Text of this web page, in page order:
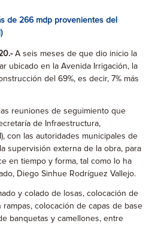
de 266 mdp provenientes del
A seis meses de que dio inicio la
ubicado en la Avenida Irrigación, la
del 69%, es decir, 7% más
reuniones de seguimiento que
de Infraestructura,
con las autoridades municipales de
supervisión externa de la obra, para
en tiempo y forma, tal como lo ha
Diego Sinhue Rodríguez Vallejo.
y colado de losas, colocación de
colocación de capas de base
banquetas y camellones, entre